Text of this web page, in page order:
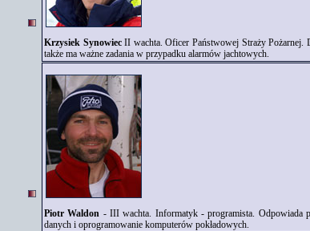
Krzysiek SynowiecII wachta. Oficer Państwowej Straży Pożarnej.
także ma ważne zadania w przypadku alarmów jachtowych.
Piotr Waldon - III wachta. Informatyk - programista. Odpowiada
danych i oprogramowanie komputerów pokładowych.